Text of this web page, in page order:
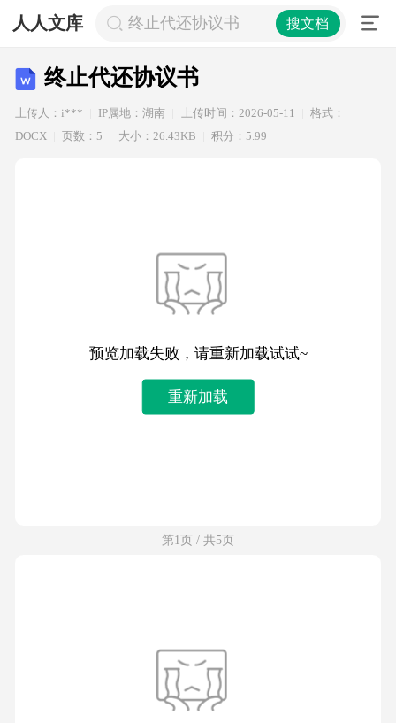
人人文库 终止代还协议书 搜文档
终止代还协议书
上传人：i*** IP属地：湖南 上传时间：2026-05-11
格式：
DOCX
页数：5 大小：26.43KB 积分：5.99
预览加载失败，请重新加载试试~
重新加载
第1页 / 共5页